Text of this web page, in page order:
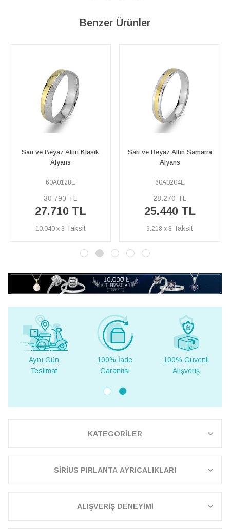
Benzer Ürünler
Sarı ve Beyaz Altın Samarra
Alyans
60A0204E
28.270 TL
25.440 TL
9.218 x 3
Beyaz ve Kumlanmış Kırmızı
Altın Piet Alyans
60A0045E
98.620 TL
88.750 TL
32.156 x 3
100% İade
Garantisi
100% Güvenli
Alışveriş
Yurt Dışına
Teslimat
KATEGORİLER
SİRİUS PIRLANTA AYRICALIKLARI
ALIŞVERİŞ DENEYİMİ